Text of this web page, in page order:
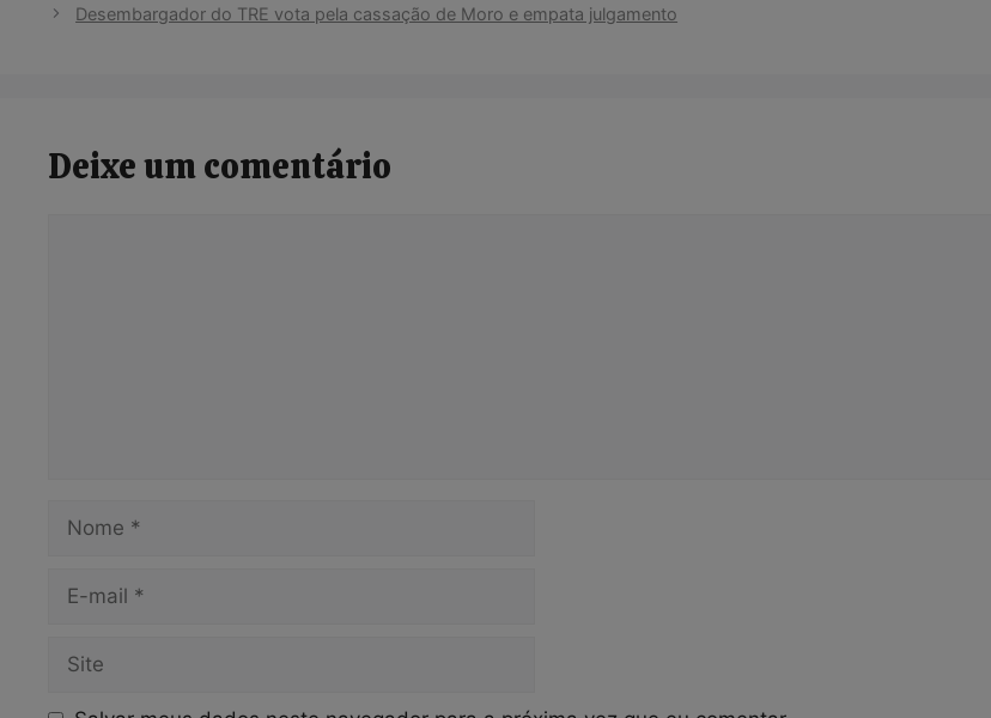
Desembargador do TRE vota pela cassação de Moro e empata julgamento
Deixe um comentário
mail